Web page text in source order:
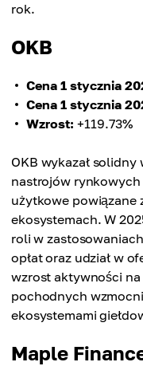
rok.
OKB
Cena 1 stycznia
Cena 1 stycznia
Wzrost: +119.73%
OKB wykazał
nastrojów
użytkowe powiązane
ekosystemach. W
roli w
opłat oraz udział w
wzrost aktywności
pochodnych
ekosystemami
Maple